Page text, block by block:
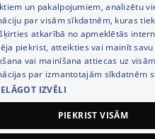
© SIA Tet 2026 -
un pakalpojumiem, analizētu
par visām sīkdatnēm, kuras
atkarībā no apmeklētās
piekrist, atteikties vai mainīt
vai mainīšana attiecas uz
par izmantotajām sīkdatnēm
IZVĒLI
PIEKRIST VISĀM